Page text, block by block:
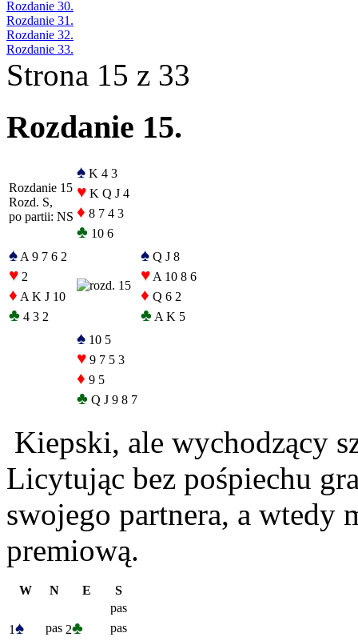
Rozdanie 30.
Rozdanie 31.
Rozdanie 32.
Rozdanie 33.
Strona 15 z 33
Rozdanie 15.
Rozdanie 15
Rozd. S,
po partii: NS
♠ K 4 3
♥ K Q J 4
♦ 8 7 4 3
♣ 10 6
♠ A 9 7 6 2
♥ 2
♦ A K J 10
♣ 4 3 2
♠ Q J 8
♥ A 10 8 6
♦ Q 6 2
♣ A K 5
♠ 10 5
♥ 9 7 5 3
♦ 9 5
♣ Q J 9 8 7
Kiepski, ale wychodzący
Licytując bez pośpiechu
swojego partnera, a wtedy
premiową.
W N E
S
pas
1♠ pas 2♣
pas